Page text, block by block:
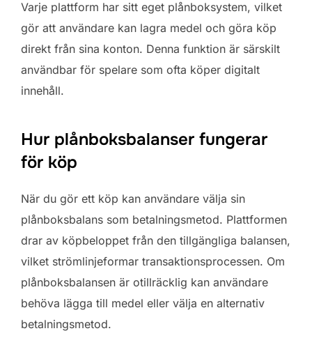
Varje plattform har sitt eget plånboksystem, vilket
gör att användare kan lagra medel och göra köp
direkt från sina konton. Denna funktion är särskilt
användbar för spelare som ofta köper digitalt
innehåll.
Hur plånboksbalanser fungerar
för köp
När du gör ett köp kan användare välja sin
plånboksbalans som betalningsmetod. Plattformen
drar av köpbeloppet från den tillgängliga balansen,
vilket strömlinjeformar transaktionsprocessen. Om
plånboksbalansen är otillräcklig kan användare
behöva lägga till medel eller välja en alternativ
betalningsmetod.